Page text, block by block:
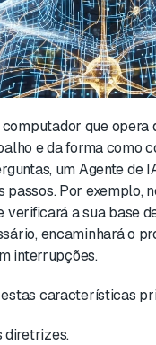
que
e da forma como
um Agente de
Por exemplo,
a sua base
encaminhará o
interrupções.
características
diretrizes.